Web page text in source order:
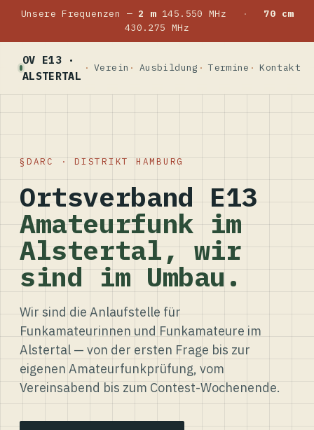
Unsere Frequenzen — 2 m145.550 MHz ·
70 cm
430.275 MHz
OV E13 ·
ALSTERTAL
Verein Ausbildung Termine Kontakt
DARC · DISTRIKT HAMBURG
Ortsverband E13
Amateurfunk im
Alstertal, wir
sind im Umbau.
Wir sind die Anlaufstelle für
Funkamateurinnen und Funkamateure im
Alstertal — von der ersten Frage bis zur
eigenen Amateurfunkprüfung, vom
Vereinsabend bis zum Contest-Wochenende.